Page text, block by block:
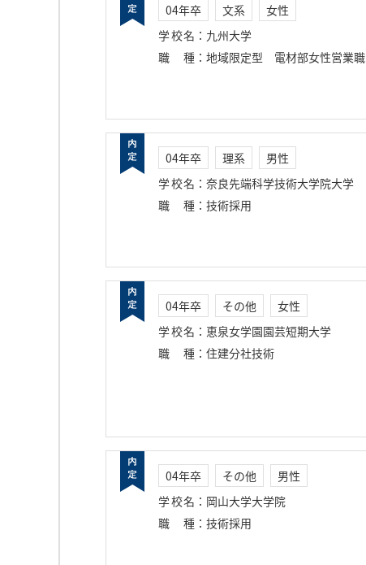
04年卒 文系
女性
学校名 ： 九州大学
職種 ： 地域限定型 電材部女性営業職
04年卒 理系
男性
学校名 ： 奈良先端科学技術大学院大学
職種 ： 技術採用
04年卒 その他
女性
学校名 ： 恵泉女学園園芸短期大学
職種 ： 住建分社技術
04年卒 その他
男性
学校名 ： 岡山大学大学院
職種 ： 技術採用